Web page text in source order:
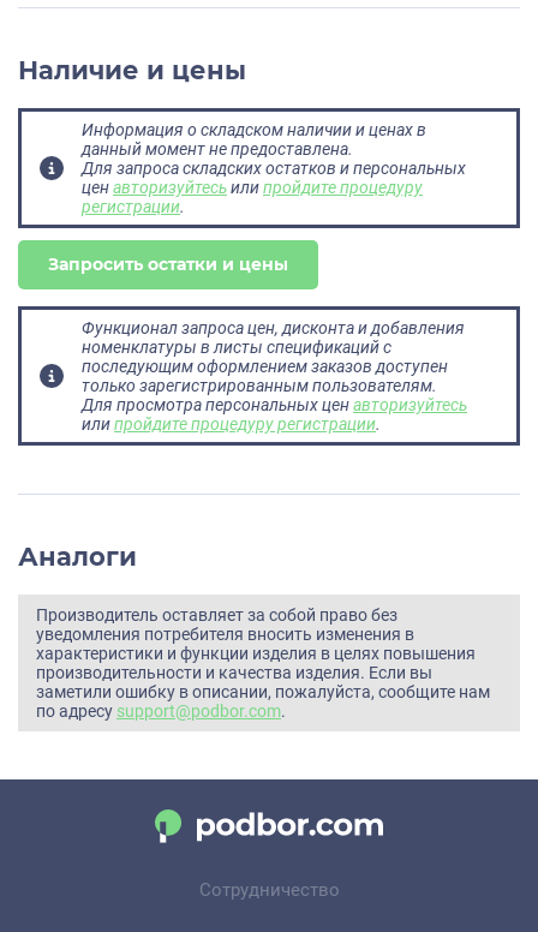
Наличие и цены
Информация о складском наличии и ценах в
данный момент не предоставлена.
Для запроса складских остатков и персональных
ценавторизуйтесьилипройдите процедуру
регистрации.
Запросить остатки и цены
Функционал запроса цен, дисконта и добавления
номенклатуры в листы спецификаций с
последующим оформлением заказов доступен
только зарегистрированным пользователям.
Для просмотра персональных ценавторизуйтесь
илипройдите процедуру регистрации.
Аналоги
Производитель оставляет за собой право без
уведомления потребителя вносить изменения в
характеристики и функции изделия в целях повышения
производительности и качества изделия. Если вы
заметили ошибку в описании, пожалуйста, сообщите нам
по адресу support@podbor.com.
Сотрудничество